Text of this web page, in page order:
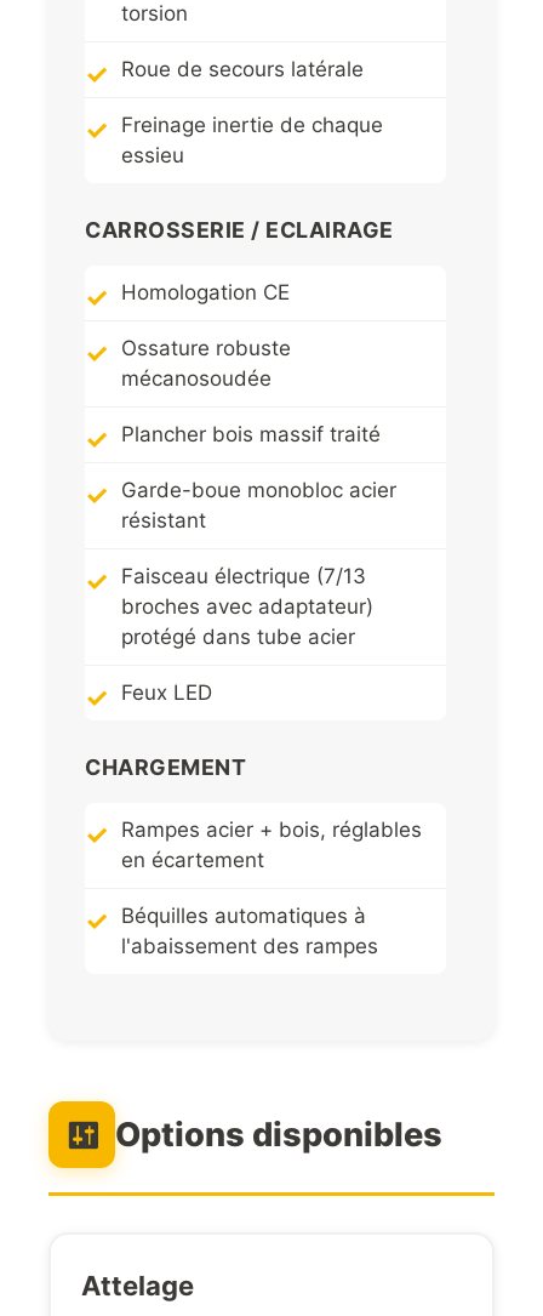
torsion
Roue de secours latérale
Freinage inertie de chaque
essieu
CARROSSERIE / ECLAIRAGE
Homologation CE
Ossature robuste
mécanosoudée
Plancher bois massif traité
Garde-boue monobloc acier
résistant
Faisceau électrique (7/13
broches avec adaptateur)
protégé dans tube acier
Feux LED
CHARGEMENT
Rampes acier + bois, réglables
en écartement
Béquilles automatiques à
l'abaissement des rampes
Options disponibles
Attelage